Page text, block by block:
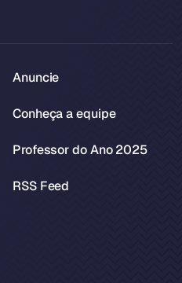
Anuncie
Conheça a equipe
Professor do Ano 2025
RSS Feed